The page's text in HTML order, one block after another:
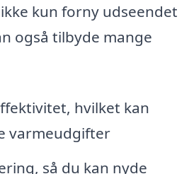
kun forny udseendet
også tilbyde mange
hvilket kan
varmeudgifter
så du kan nyde